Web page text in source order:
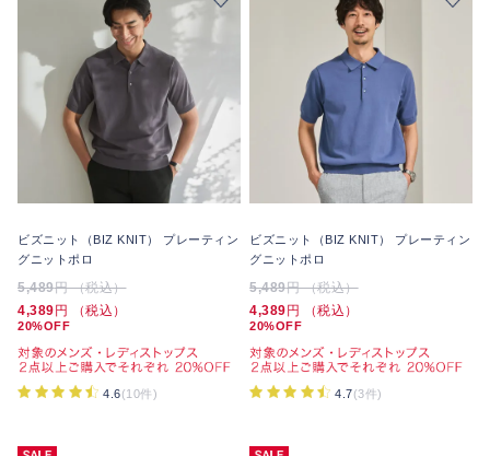
ビズニット（BIZ KNIT） プレーティン
グニットポロ
5,489円 （税込）
4,389円 （税込）
20%OFF
4.6(10件)
ビズニット（BIZ KNIT） プレーティン
グニットポロ
5,489円 （税込）
4,389円 （税込）
20%OFF
4.7(3件)